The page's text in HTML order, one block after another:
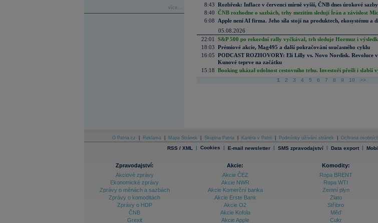
více...
8:43 Rozbřesk: Inflace v červenci mírně vyšší, ČNB dnes úrokové
8:40 ČNB rozhodne o sazbách, trhy mezitím sledují Írán a závislost
6:08
Apple není AI firma. Jeho síla stojí na produktech, ekosystému a
05.08.2026
22:01
S&P 500 po rekordní rally vyčkával, trh sleduje Hormuz i
18:03 Prémiové akcie, Mag495 a další pokračování současného cyklu
16:05 PODCAST ROZHOVORY: Eli Lilly vs. Novo Nordisk. Revoluce
Kunové teprve na začátku
15:18 Booking ukázal odolnost cestovního trhu. Investoři přešli i slabší
1 2 3 4 5 6 7 8 9 10 >>
O Patria.cz Reklama Mapa Stránek Skupina Patria Kariéra v Patrii Podmínky užívání stránek Ochrana
RSS / XML | Cookies | E-mail newsletter | SMS zpravodajství | Data export |
Zpravodajství:
Akciové zprávy
Ekonomické zprávy
Zprávy o měnách a sazbách
Zprávy o komoditách
Zprávy o HDP
ČNB
Grexit
Akcie:
Akcie ČEZ
Akcie NWR
Akcie Komerční banka
Akcie Erste Bank
Akcie O2
Akcie Kofola
Akcie Apple
Komodity:
Ropa BRENT
Ropa WTI
Zemní plyn
Zlato
Stříbro
Měď
Cukr